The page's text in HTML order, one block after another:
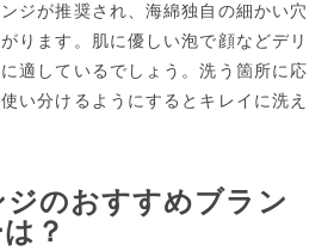
ジが推奨され、海綿独自の細かい穴
ります。肌に優しい泡で顔などデリ
適しているでしょう。洗う箇所に応
い分けるようにするとキレイに洗え
のおすすめブラン
？